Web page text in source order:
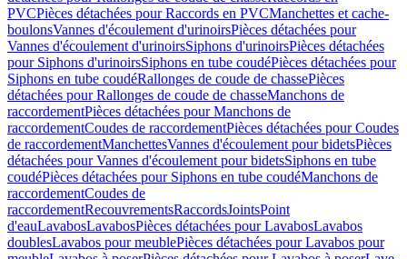
PVCPièces détachées pour Raccords en PVCManchettes et cache-
boulonsVannes d'écoulement d'urinoirsPièces détachées pour
Vannes d'écoulement d'urinoirsSiphons d'urinoirsPièces détachées
pour Siphons d'urinoirsSiphons en tube coudéPièces détachées pour
Siphons en tube coudéRallonges de coude de chassePièces
détachées pour Rallonges de coude de chasseManchons de
raccordementPièces détachées pour Manchons de
raccordementCoudes de raccordementPièces détachées pour Coudes
de raccordementManchettesVannes d'écoulement pour bidetsPièces
détachées pour Vannes d'écoulement pour bidetsSiphons en tube
coudéPièces détachées pour Siphons en tube coudéManchons de
raccordementCoudes de
raccordementRecouvrementsRaccordsJointsPoint
d'eauLavabosLavabosPièces détachées pour LavabosLavabos
doublesLavabos pour meublePièces détachées pour Lavabos pour